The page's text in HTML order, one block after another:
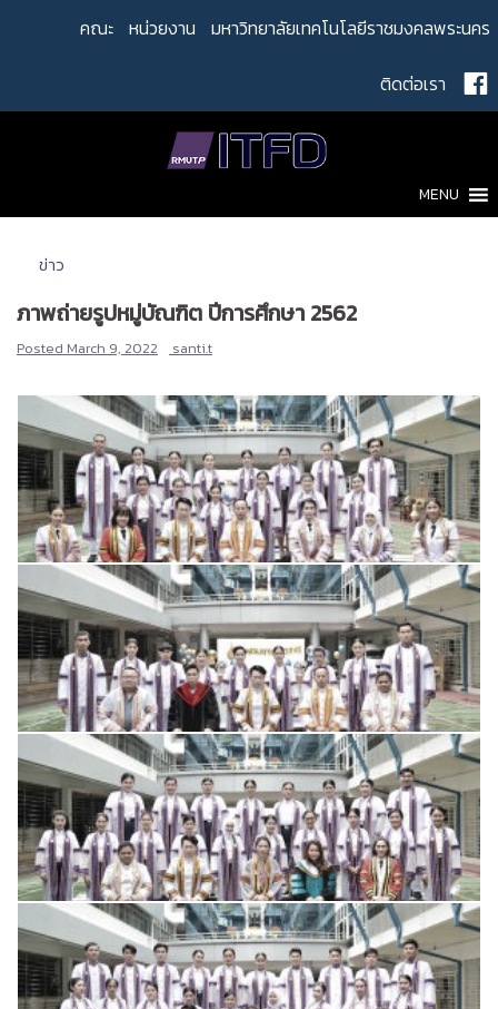
คณะ หน่วยงาน มหาวิทยาลัยเทคโนโลยีราชมงคลพระนคร
ติดต่อเรา
MENU
ข่าว
ภาพถ่ายรูปหมู่บัณฑิต ปีการศึกษา 2562
Posted March 9, 2022 santi.t